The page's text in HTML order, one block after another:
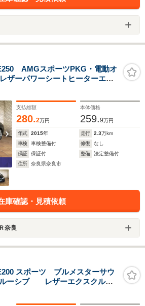
AMGスポーツPKG・電動オ
ザーパワーシートヒーターエア
レーキ・追突軽減車・ブライン
・コーナーセンサー
システム
支払総額
280.2万円
本体価格
259.9万円
年式 2015年 走行 2.3万km
車検
車検整備付 修復
なし
保証
保証付 整備
法定整備付
住所
奈良県奈良市
庫確認・見積依頼
奈良
スポーツ ブルメスターサウ
ーシブ レザーエクスクルー
イザー 360度カメラ ヘッドア
トロニック